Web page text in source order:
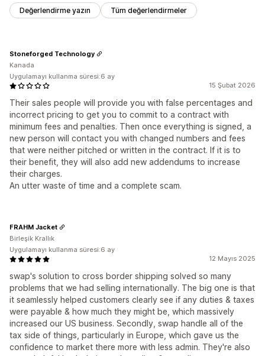
Değerlendirme yazın Tüm değerlendirmeler
15 Şubat 2026
Their sales people will provide you with false percentages and
incorrect pricing to get you to commit to a contract with
minimum fees and penalties. Then once everything is signed, a
new person will contact you with changed numbers and fees
that were neither pitched or written in the contract. If it is to
their benefit, they will also add new addendums to increase
their charges.
An utter waste of time and a complete scam.
Stoneforged Technology
Kanada
Uygulamayı kullanma süresi:6 ay
12 Mayıs 2025
swap's solution to cross border shipping solved so many
problems that we had selling internationally. The big one is that
it seamlessly helped customers clearly see if any duties & taxes
were payable & how much they might be, which massively
increased our US business. Secondly, swap handle all of the
tax side of things, particularly in Europe, which gave us the
confidence to market there more with less admin. They're also
FRAHM Jacket
Birleşik Krallık
Uygulamayı kullanma süresi:6 ay